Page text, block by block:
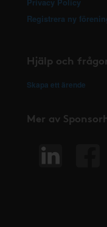
Registrera ny
Hjälp och
Skapa ett ärende
Mer av